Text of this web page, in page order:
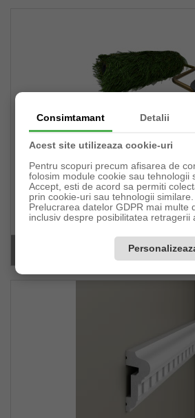
Trafalet Dekor Efect
Pret:
27,30lei
Consimtamant Detalii
Acest site utilizeaza cookie-uri
Pentru scopuri precum afisarea de
folosim module cookie sau tehnologii
Accept, esti de acord sa permiti
prin cookie-uri sau tehnologii
Prelucrarea datelor GDPR mai multe
inclusiv despre posibilitatea retragerii